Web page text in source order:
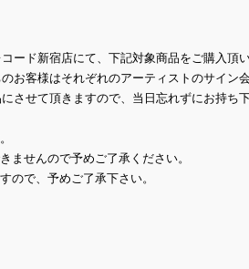
ード新宿店にて、下記対象商品をご購入頂
お客様はそれぞれのアーティストのサイン
させて頂きますので、当日忘れずにお持ち下
ませんので予めご了承ください。
ので、予めご了承下さい。